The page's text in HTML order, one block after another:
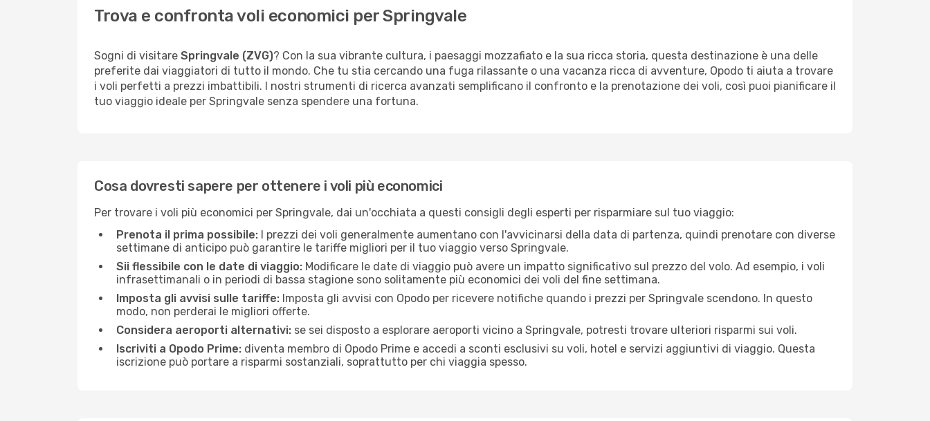
Trova e confronta voli economici per Springvale
Sogni di visitare Springvale (ZVG)? Con la sua vibrante cultura, i paesaggi mozzafiato e la sua ricca storia, questa destinazione è una delle
preferite dai viaggiatori di tutto il mondo. Che tu stia cercando una fuga rilassante o una vacanza ricca di avventure, Opodo ti aiuta a trovare
i voli perfetti a prezzi imbattibili. I nostri strumenti di ricerca avanzati semplificano il confronto e la prenotazione dei voli, così puoi pianificare il
tuo viaggio ideale per Springvale senza spendere una fortuna.
Cosa dovresti sapere per ottenere i voli più economici
Per trovare i voli più economici per Springvale, dai un'occhiata a questi consigli degli esperti per risparmiare sul tuo viaggio:
Prenota il prima possibile: I prezzi dei voli generalmente aumentano con l'avvicinarsi della data di partenza, quindi prenotare con diverse
settimane di anticipo può garantire le tariffe migliori per il tuo viaggio verso Springvale.
Sii flessibile con le date di viaggio: Modificare le date di viaggio può avere un impatto significativo sul prezzo del volo. Ad esempio, i voli
infrasettimanali o in periodi di bassa stagione sono solitamente più economici dei voli del fine settimana.
Imposta gli avvisi sulle tariffe: Imposta gli avvisi con Opodo per ricevere notifiche quando i prezzi per Springvale scendono. In questo
modo, non perderai le migliori offerte.
Considera aeroporti alternativi: se sei disposto a esplorare aeroporti vicino a Springvale, potresti trovare ulteriori risparmi sui voli.
Iscriviti a Opodo Prime: diventa membro di Opodo Prime e accedi a sconti esclusivi su voli, hotel e servizi aggiuntivi di viaggio. Questa
iscrizione può portare a risparmi sostanziali, soprattutto per chi viaggia spesso.